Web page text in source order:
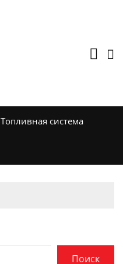
Топливная система
Поиск